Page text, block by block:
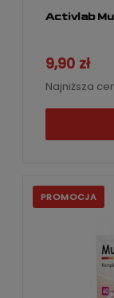
Activlab
9,90 zł
Najniższa
PROMOCJA